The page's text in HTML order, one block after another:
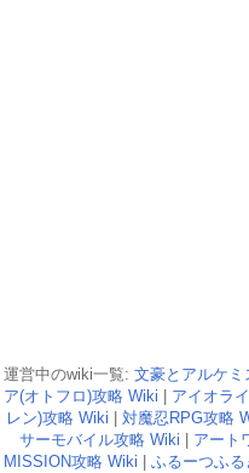
運営中のwiki一覧: 文豪とアルケミ
ア(オトフロ)攻略 Wiki
アイオラ
レン)攻略 Wiki
対魔忍RPG攻略
サーモバイル攻略 Wiki
アート
MISSION攻略 Wiki
ふるーつふ